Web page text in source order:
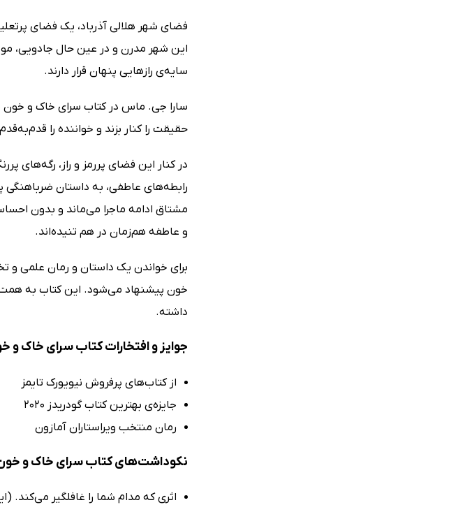
فضای شهر هلالی آذرباد، یک فضای
این شهر مدرن و در عین حال جادویی،
سایه‌ی رازهایی پنهان قرار دارند.
سارا جی. ماس در کتاب سرای خاک و خون
حقیقت را کنار بزند و خواننده را
در کنار این فضای پررمز و راز، رگه‌های
رابطه‌های عاطفی، به داستان
مشتاق ادامه ماجرا می‌ماند و بدون
و عاطفه هم‌زمان در هم تنیده‌اند.
برای خواندن یک داستان و رمان علمی و
خون پیشنهاد می‌شود. این کتاب به همت
داشته.
جوایز و افتخارات کتاب سرای خاک و
از کتاب‌های پرفروش نیویورک تایمز
جایزه‌ی بهترین کتاب گودریدز 2020
رمان منتخب ویراستاران آمازون
نکوداشت‌های کتاب سرای خاک و
اثری که مدام شما را غافلگیر می‌کند.